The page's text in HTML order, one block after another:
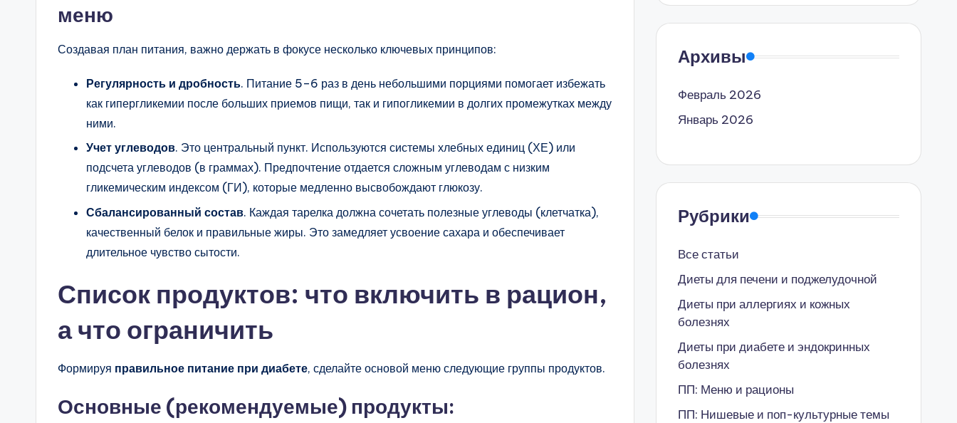
меню
Создавая план питания, важно держать в фокусе несколько ключевых принципов:
Регулярность и дробность. Питание 5–6 раз в день небольшими порциями помогает избежать
как гипергликемии после больших приемов пищи, так и гипогликемии в долгих промежутках между
ними.
Учет углеводов. Это центральный пункт. Используются системы хлебных единиц (ХЕ) или
подсчета углеводов (в граммах). Предпочтение отдается сложным углеводам с низким
гликемическим индексом (ГИ), которые медленно высвобождают глюкозу.
Сбалансированный состав. Каждая тарелка должна сочетать полезные углеводы (клетчатка),
качественный белок и правильные жиры. Это замедляет усвоение сахара и обеспечивает
длительное чувство сытости.
Список продуктов: что включить в рацион,
а что ограничить
Формируя правильное питание при диабете, сделайте основой меню следующие группы продуктов.
Основные (рекомендуемые) продукты:
Архивы
Февраль 2026
Январь 2026
Рубрики
Все статьи
Диеты для печени и поджелудочной
Диеты при аллергиях и кожных
болезнях
Диеты при диабете и эндокринных
болезнях
ПП: Меню и рационы
ПП: Нишевые и поп-культурные темы